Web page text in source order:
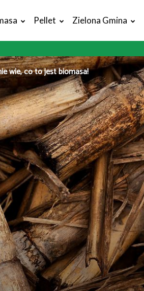
Pellet Zielona Gmina
wie, co to jest biomasa!